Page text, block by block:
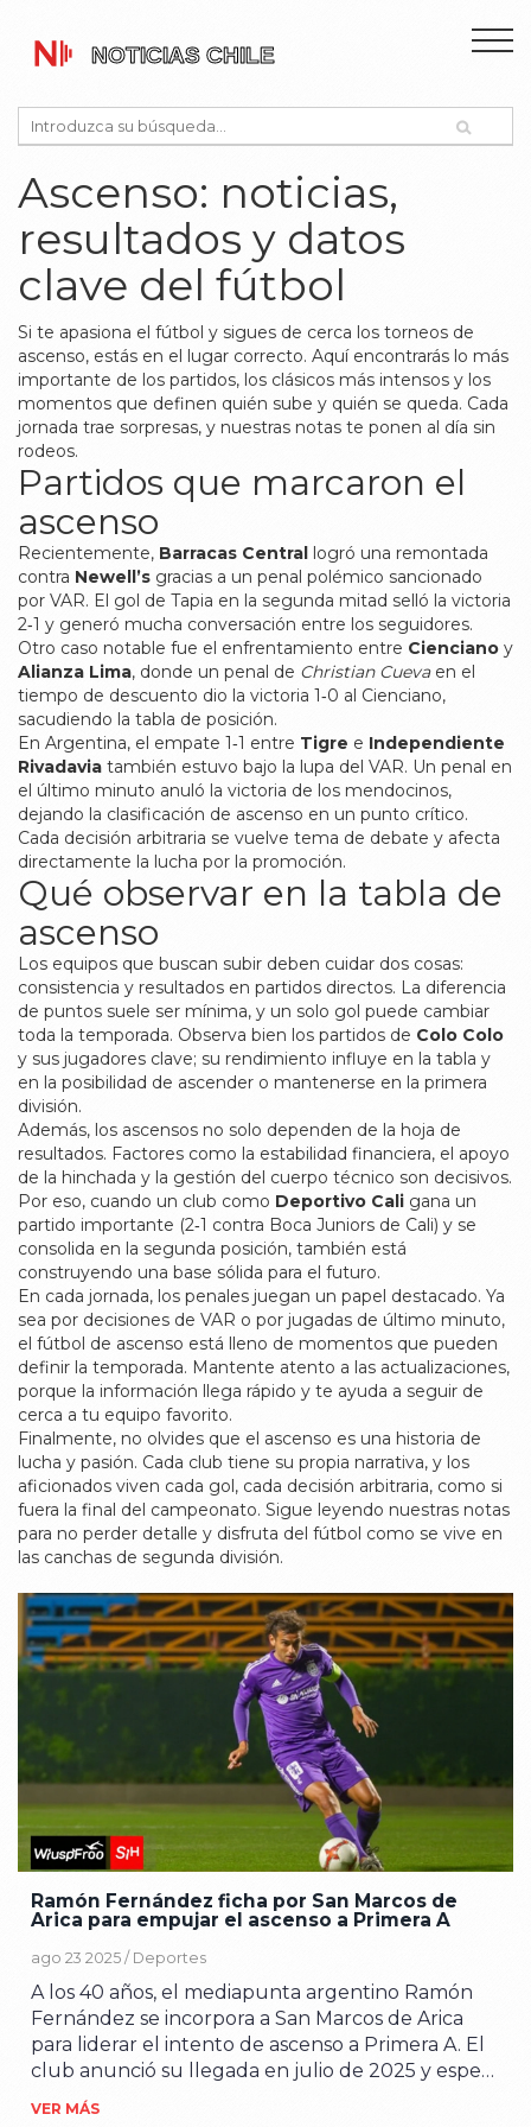
Ascenso: noticias,
resultados y datos
clave del fútbol
Si te apasiona el fútbol y sigues de cerca los torneos de
ascenso, estás en el lugar correcto. Aquí encontrarás lo más
importante de los partidos, los clásicos más intensos y los
momentos que definen quién sube y quién se queda. Cada
jornada trae sorpresas, y nuestras notas te ponen al día sin
rodeos.
Partidos que marcaron el
ascenso
Recientemente, Barracas Central logró una remontada
contra Newell’s gracias a un penal polémico sancionado
por VAR. El gol de Tapia en la segunda mitad selló la victoria
2‑1 y generó mucha conversación entre los seguidores.
Otro caso notable fue el enfrentamiento entre Cienciano y
Alianza Lima, donde un penal de Christian Cuevaen el
tiempo de descuento dio la victoria 1‑0 al Cienciano,
sacudiendo la tabla de posición.
En Argentina, el empate 1‑1 entre Tigre e Independiente
Rivadavia también estuvo bajo la lupa del VAR. Un penal en
el último minuto anuló la victoria de los mendocinos,
dejando la clasificación de ascenso en un punto crítico.
Cada decisión arbitraria se vuelve tema de debate y afecta
directamente la lucha por la promoción.
Qué observar en la tabla de
ascenso
Los equipos que buscan subir deben cuidar dos cosas:
consistencia y resultados en partidos directos. La diferencia
de puntos suele ser mínima, y un solo gol puede cambiar
toda la temporada. Observa bien los partidos de Colo Colo
y sus jugadores clave; su rendimiento influye en la tabla y
en la posibilidad de ascender o mantenerse en la primera
división.
Además, los ascensos no solo dependen de la hoja de
resultados. Factores como la estabilidad financiera, el apoyo
de la hinchada y la gestión del cuerpo técnico son decisivos.
Por eso, cuando un club como Deportivo Cali gana un
partido importante (2‑1 contra Boca Juniors de Cali) y se
consolida en la segunda posición, también está
construyendo una base sólida para el futuro.
En cada jornada, los penales juegan un papel destacado. Ya
sea por decisiones de VAR o por jugadas de último minuto,
el fútbol de ascenso está lleno de momentos que pueden
definir la temporada. Mantente atento a las actualizaciones,
porque la información llega rápido y te ayuda a seguir de
cerca a tu equipo favorito.
Finalmente, no olvides que el ascenso es una historia de
lucha y pasión. Cada club tiene su propia narrativa, y los
aficionados viven cada gol, cada decisión arbitraria, como si
fuera la final del campeonato. Sigue leyendo nuestras notas
para no perder detalle y disfruta del fútbol como se vive en
las canchas de segunda división.
Ramón Fernández ficha por San Marcos de
Arica para empujar el ascenso a Primera A
ago 23 2025 / Deportes
A los 40 años, el mediapunta argentino Ramón
Fernández se incorpora a San Marcos de Arica
para liderar el intento de ascenso a Primera A. El
club anunció su llegada en julio de 2025 y espera
que su experiencia resulte clave en la recta
VER MÁS